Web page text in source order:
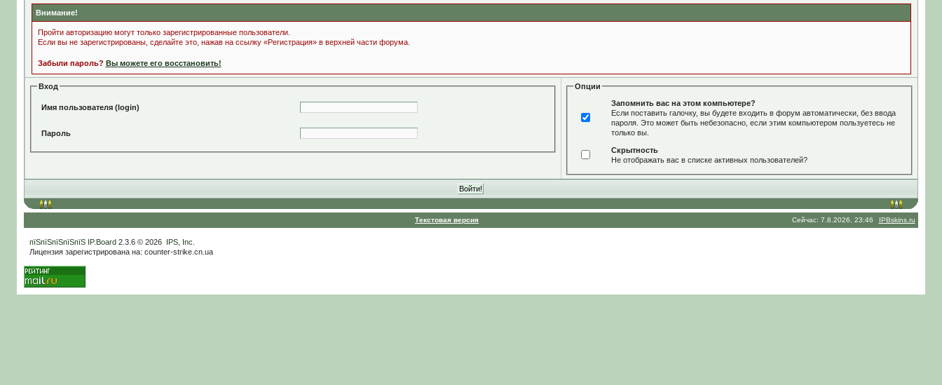
Внимание!
Пройти авторизацию могут только зарегистрированные пользователи.
Если вы не зарегистрированы, сделайте это, нажав на ссылку «Регистрация» в верхней части форума.
Забыли пароль? Вы можете его восстановить!
Вход
Имя пользователя (login)
Пароль
Опции
Запомнить вас на этом компьютере?
Если поставить галочку, вы будете входить в форум автоматически, без ввода
пароля. Это может быть небезопасно, если этим компьютером пользуетесь не
только вы.
Скрытность
Не отображать вас в списке активных пользователей?
Текстовая версия Сейчас: 7.8.2026, 23:46 IPBskins.ru
пїЅпїЅпїЅпїЅпїЅ IP.Board2.3.6 © 2026 IPS, Inc
Лицензия зарегистрирована на: counter-strike.cn.ua